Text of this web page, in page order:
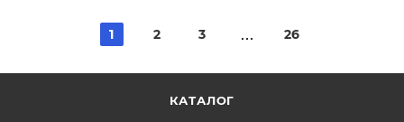
1 2 3 26
КАТАЛОГ